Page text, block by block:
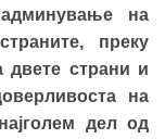
на
преку
двете страни и
на
дел од